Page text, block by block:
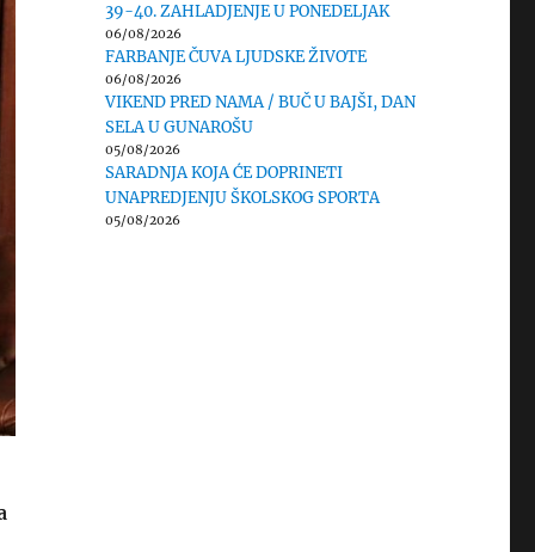
39-40. ZAHLADJENJE U PONEDELJAK
06/08/2026
FARBANJE ČUVA LJUDSKE ŽIVOTE
06/08/2026
VIKEND PRED NAMA / BUČ U BAJŠI, DAN
SELA U GUNAROŠU
05/08/2026
SARADNJA KOJA ĆE DOPRINETI
UNAPREDJENJU ŠKOLSKOG SPORTA
05/08/2026